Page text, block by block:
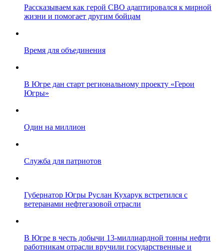
Рассказываем как герой СВО адаптировался к мирной
жизни и помогает другим бойцам
Время для объединения
В Югре дан старт региональному проекту «Герои
Югры»
Один на миллион
Служба для патриотов
Губернатор Югры Руслан Кухарук встретился с
ветеранами нефтегазовой отрасли
В Югре в честь добычи 13-миллиардной тонны нефти
работникам отрасли вручили государственные и